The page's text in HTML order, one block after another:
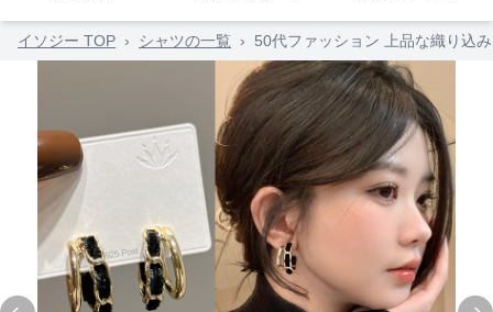
イソジー TOP › シャツの一覧 › 50代ファッション 上品な織り込